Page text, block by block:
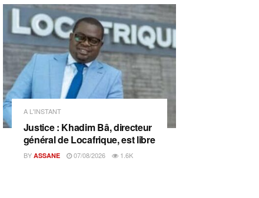
A L'INSTANT
Justice : Khadim Bâ, directeur
général de Locafrique, est libre
BY ASSANE 07/08/2026 1.6K